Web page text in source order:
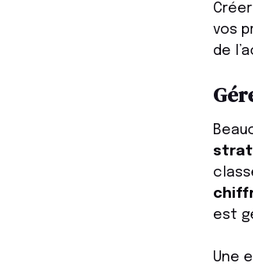
vos
de
est
Une